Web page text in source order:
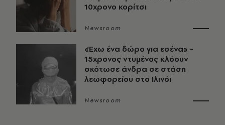
10χρονο κορίτσι
Newsroom
«Έχω ένα δώρο για εσένα» -
15χρονος ντυμένος κλόουν
σκότωσε άνδρα σε στάση
λεωφορείου στο Ιλινόι
Newsroom